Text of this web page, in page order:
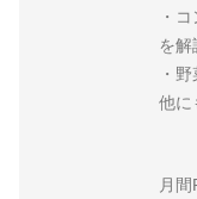
・
を解
・
他に
月間